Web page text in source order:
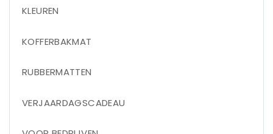
KLEUREN
KOFFERBAKMAT
RUBBERMATTEN
VERJAARDAGSCADEAU